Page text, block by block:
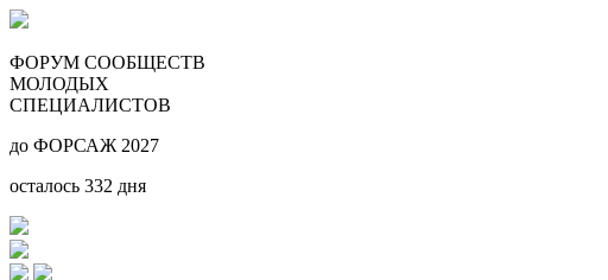
ФОРУМ СООБЩЕСТВ
МОЛОДЫХ
СПЕЦИАЛИСТОВ
до ФОРСАЖ 2027
осталось 332 дня